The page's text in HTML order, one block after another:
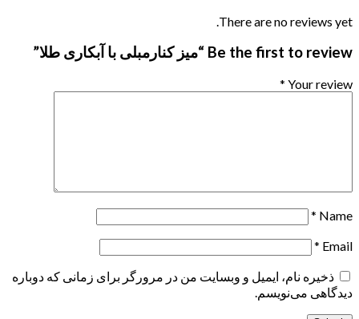
There are no reviews yet.
Be the first to review “میز کنارمبلی با آبکاری طلا”
Your review
*
Name
*
Email
*
ذخیره نام، ایمیل و وبسایت من در مرورگر برای زمانی که دوباره
دیدگاهی می‌نویسم.